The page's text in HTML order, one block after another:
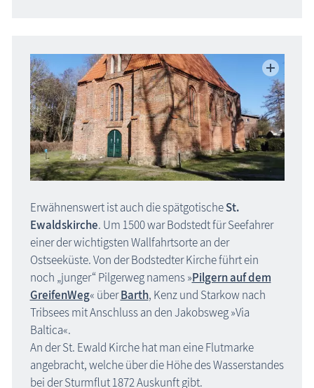
Erwähnenswert ist auch die spätgotischeSt.
Ewaldskirche. Um 1500 war Bodstedt für Seefahrer
einer der wichtigsten Wallfahrtsorte an der
Ostseeküste. Von der Bodstedter Kirche führt ein
noch „junger“ Pilgerweg namens »Pilgern auf dem
GreifenWeg« überBarth, Kenz und Starkow nach
Tribsees mit Anschluss an den Jakobsweg »Via
Baltica«.
An der St. Ewald Kirche hat man eine Flutmarke
angebracht, welche über die Höhe des Wasserstandes
bei der Sturmflut 1872 Auskunft gibt.